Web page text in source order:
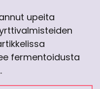
upeita
fermentoidusta